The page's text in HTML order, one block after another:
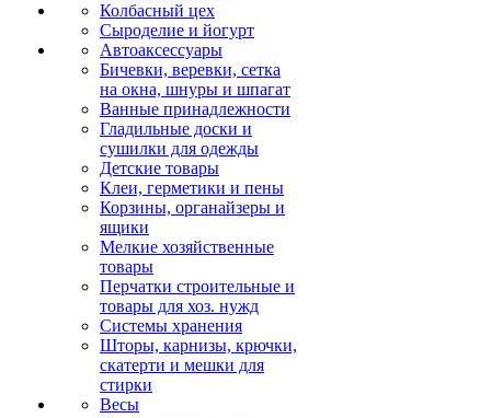
Колбасный цех
Сыроделие и йогурт
Автоаксессуары
Бичевки, веревки, сетка
на окна, шнуры и шпагат
Ванные принадлежности
Гладильные доски и
сушилки для одежды
Детские товары
Клеи, герметики и пены
Корзины, органайзеры и
ящики
Мелкие хозяйственные
товары
Перчатки строительные и
товары для хоз. нужд
Системы хранения
Шторы, карнизы, крючки,
скатерти и мешки для
стирки
Весы